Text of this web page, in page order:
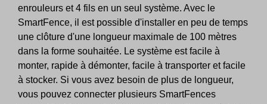
enrouleurs et 4 fils en un seul système. Avec le
SmartFence, il est possible d'installer en peu de temps
une clôture d'une longueur maximale de 100 mètres
dans la forme souhaitée. Le système est facile à
monter, rapide à démonter, facile à transporter et facile
à stocker. Si vous avez besoin de plus de longueur,
vous pouvez connecter plusieurs SmartFences